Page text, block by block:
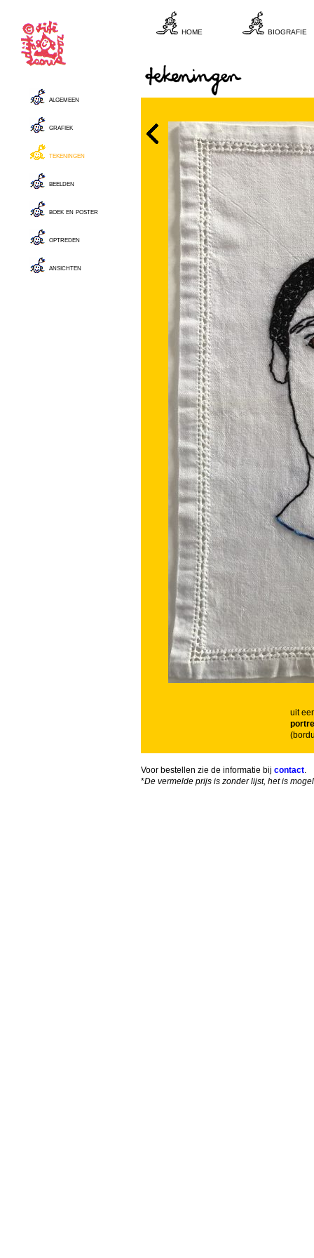
uit
Voor bestellen zie de informatie bij contact.
*De vermelde prijs is zonder lijst, het is